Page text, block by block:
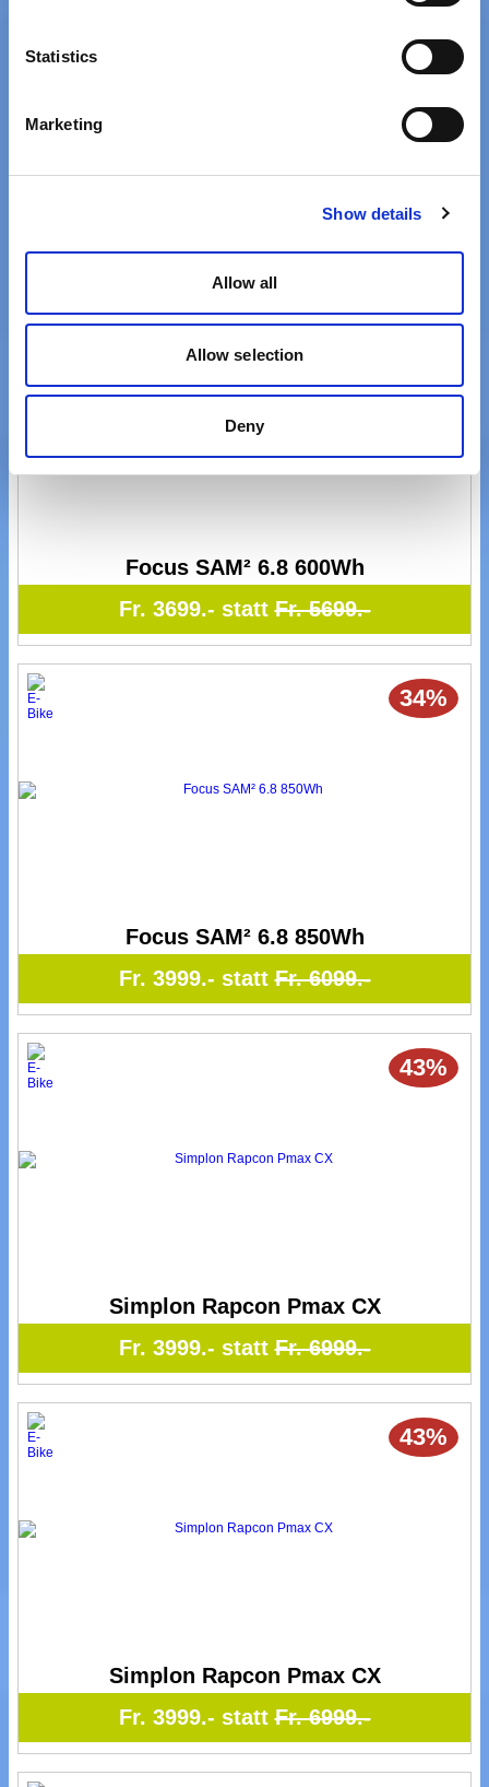
Statistics
Marketing
Show details
Allow all
Allow selection
Deny
35%
Focus SAM² 6.8 600Wh
Fr. 3699.- stattFr. 5699.-
34%
Focus SAM² 6.8 850Wh
Fr. 3999.- stattFr. 6099.-
43%
Simplon Rapcon Pmax CX
Fr. 3999.- stattFr. 6999.-
43%
Simplon Rapcon Pmax CX
Fr. 3999.- stattFr. 6999.-